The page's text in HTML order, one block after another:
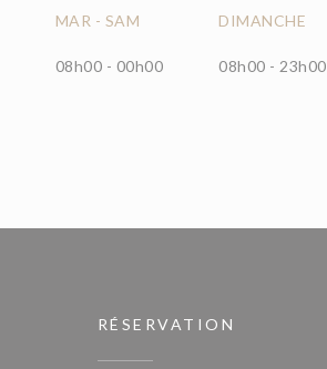
MAR - SAM
08h00 - 00h00
DIMANCHE
08h00 - 23h00
RÉSERVATION